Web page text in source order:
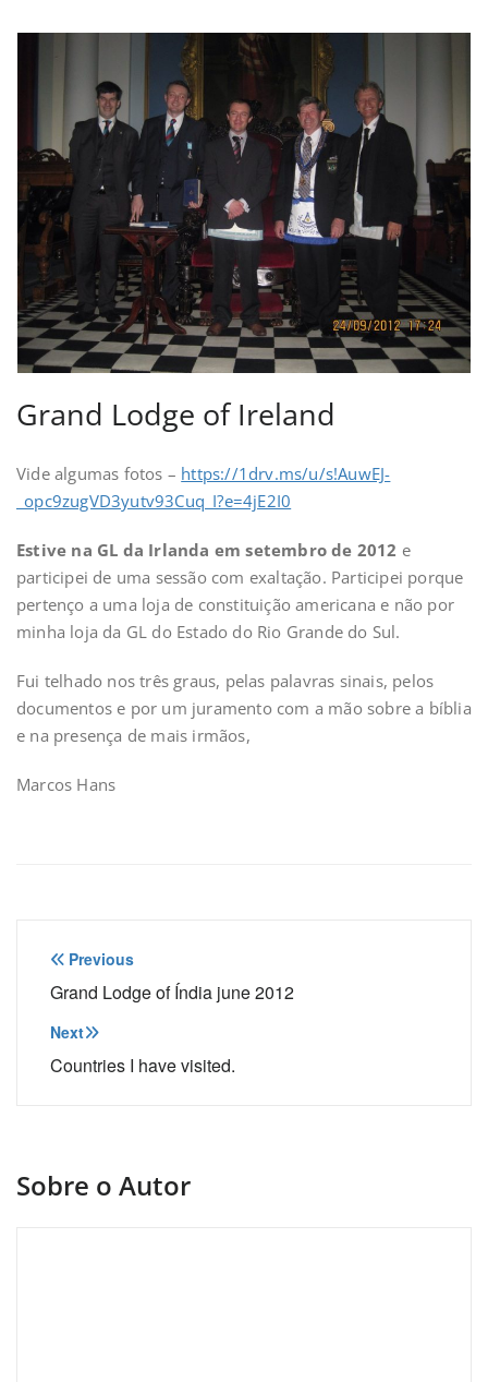
Grand Lodge of Ireland
Vide algumas fotos – https://1drv.ms/u/s!AuwEJ-
_opc9zugVD3yutv93Cuq_I?e=4jE2I0
Estive na GL da Irlanda em setembro de 2012 e
participei de uma sessão com exaltação. Participei porque
pertenço a uma loja de constituição americana e não por
minha loja da GL do Estado do Rio Grande do Sul.
Fui telhado nos três graus, pelas palavras sinais, pelos
documentos e por um juramento com a mão sobre a bíblia
e na presença de mais irmãos,
Marcos Hans
Navegação
de
Post
Previous
Grand Lodge of Índia june 2012
Next
Countries I have visited.
Sobre o Autor